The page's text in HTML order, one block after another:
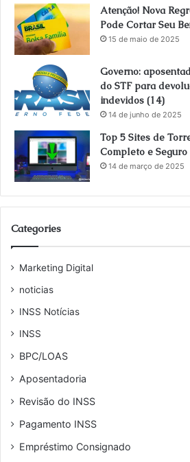
Atenção! Nova
Pode Cortar Seu
15 de maio de 2025
Governo:
do STF para
indevidos (14)
14 de junho de 2025
Top 5 Sites de
Completo e Seguro
14 de março de 2025
Categories
Marketing Digital
noticias
INSS Notícias
INSS
BPC/LOAS
Aposentadoria
Revisão do INSS
Pagamento INSS
Empréstimo Consignado